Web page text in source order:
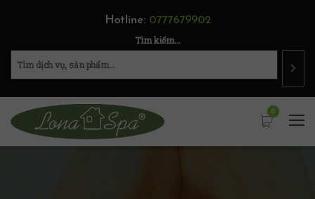
Hotline: 0777679902
Tìm kiếm...
0